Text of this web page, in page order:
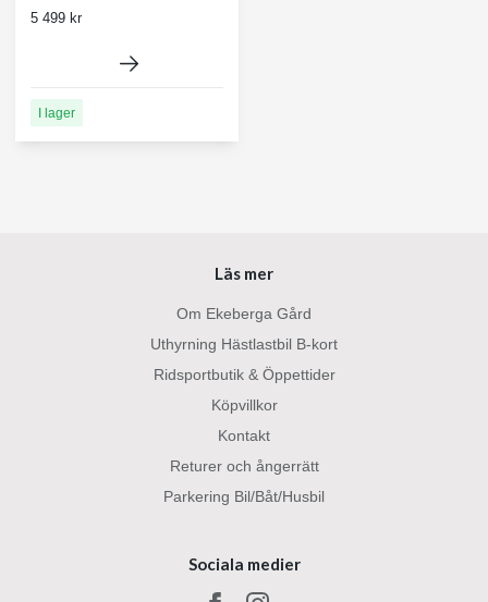
5 499 kr
I lager
Läs mer
Om Ekeberga Gård
Uthyrning Hästlastbil B-kort
Ridsportbutik & Öppettider
Köpvillkor
Kontakt
Returer och ångerrätt
Parkering Bil/Båt/Husbil
Sociala medier